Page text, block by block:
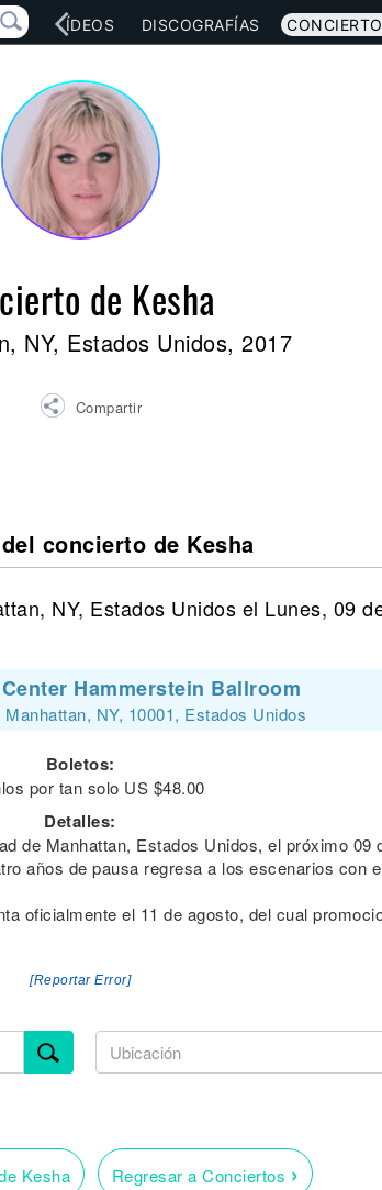
VÍDEOS DISCOGRAFÍAS
de Kesha
NY, Estados Unidos, 2017
Compartir
concierto de Kesha
NY, Estados Unidos el Lunes, 09
Hammerstein Ballroom
NY, 10001, Estados Unidos
Boletos:
por tan solo US $48.00
Detalles:
de Manhattan, Estados Unidos, el próximo 09
años de pausa regresa a los escenarios con
oficialmente el 11 de agosto, del cual
[Reportar Error]
Kesha Regresar a Conciertos ›